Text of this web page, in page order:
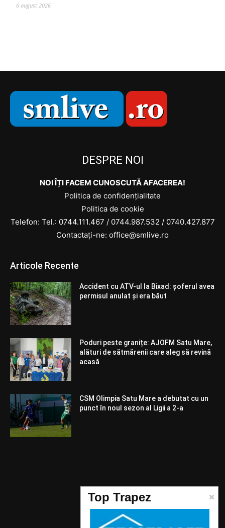
6 august 2026
DESPRE NOI
NOI ÎȚI FACEM CUNOSCUTĂ AFACEREA!
Politica de confidențialitate
Politica de cookie
Telefon: Tel.: 0744.111.467 / 0744.987.532 / 0740.427.877
Contactați-ne: office@smlive.ro
Articole Recente
Accident cu ATV-ul la Bixad: șoferul avea
permisul anulat și era băut
Poduri peste granițe: AJOFM Satu Mare,
alături de sătmărenii care aleg să revină
acasă
CSM Olimpia Satu Mare a debutat cu un
punct în noul sezon al Ligii a 2-a
Telefon:
0744987532
Top Trapez